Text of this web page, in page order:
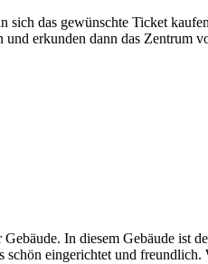
das gewünschte Ticket
erkunden dann das Zentrum
In diesem Gebäude ist
eingerichtet und